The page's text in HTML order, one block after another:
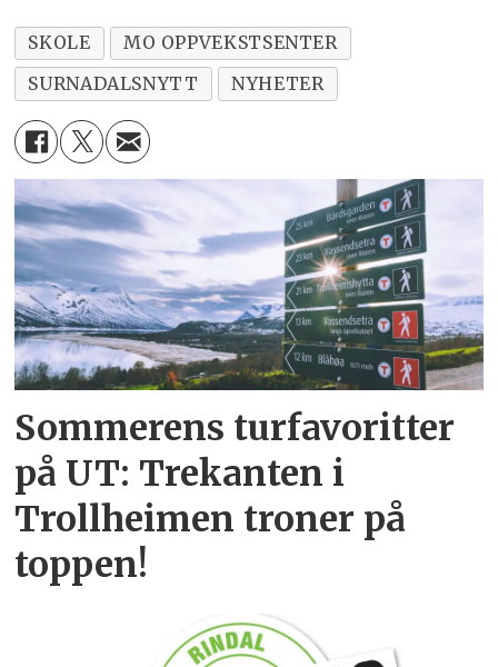
SKOLE
MO OPPVEKSTSENTER
SURNADALSNYTT
NYHETER
Sommerens turfavoritter
på UT: Trekanten i
Trollheimen troner på
toppen!